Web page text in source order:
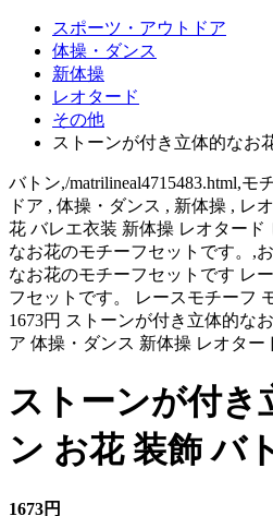
スポーツ・アウトドア
体操・ダンス
新体操
レオタード
その他
ストーンが付き立体的なお
バトン,/matrilineal4715483.html,
ドア , 体操・ダンス , 新体操 , レ
花 バレエ衣装 新体操 レオタード
なお花のモチーフセットです。,
なお花のモチーフセットです レ
フセットです。 レースモチーフ
1673円 ストーンが付き立体的な
ア 体操・ダンス 新体操 レオター
ストーンが付き
ン お花 装飾 バ
1673円